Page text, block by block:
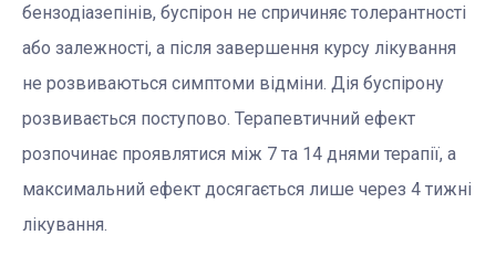
бензодіазепінів, буспірон не спричиняє толерантності
або залежності, а після завершення курсу лікування
не розвиваються симптоми відміни. Дія буспірону
розвивається поступово. Терапевтичний ефект
розпочинає проявлятися між 7 та 14 днями терапії, а
максимальний ефект досягається лише через 4 тижні
лікування.